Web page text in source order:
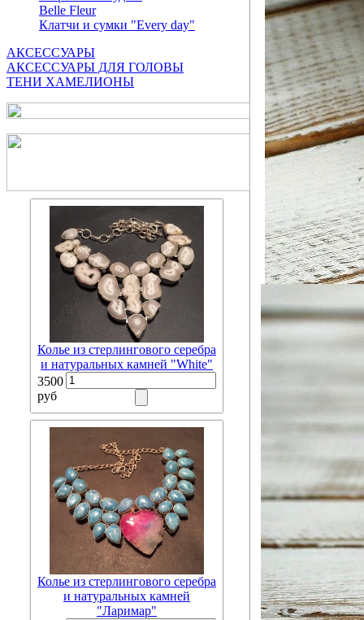
Belle Fleur
Клатчи и сумки "Every day"
АКСЕССУАРЫ
АКСЕССУАРЫ ДЛЯ ГОЛОВЫ
ТЕНИ ХАМЕЛИОНЫ
Колье из стерлингового серебра
и натуральных камней "White"
3500
руб
Колье из стерлингового серебра
и натуральных камней
"Ларимар"